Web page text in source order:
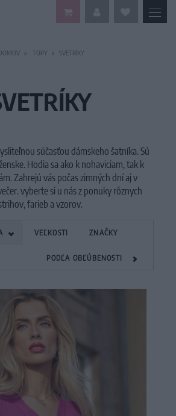
TOPY SVETRÍKY
súčasťou dámskeho šatníka. Sú
Hodia sa ako k nohaviciam, tak k
Zahrejú vás počas zimných dní aj v
vyberte si u nás z ponuky rôznych
farieb a vzorov.
VEĽKOSTI ZNAČKY
PODĽA OBĽÚBENOSTI